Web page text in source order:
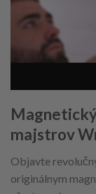
majstrov
Objavte
originálnym